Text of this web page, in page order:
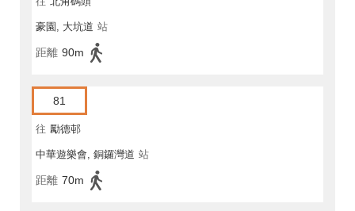
豪園, 大坑道 站
距離 90m
81
往 勵德邨
中華遊樂會, 銅鑼灣道 站
距離 70m